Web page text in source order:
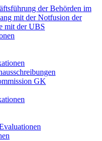
der Behörden im
mit der Notfusion der
mit der UBS
GK